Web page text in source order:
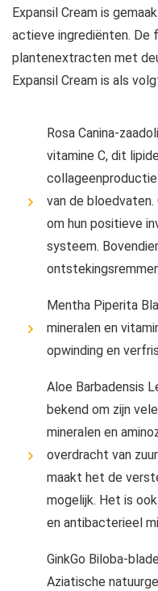
Expansil Cream is
actieve ingrediënten. De
plantenextracten met
Expansil Cream is als
Rosa Canina-
vitamine C, dit
van de
om hun positieve
systeem.
Mentha Piperita
mineralen en
opwinding en
Aloe Barbadensis
bekend om zijn
mineralen en
overdracht van
maakt het de
mogelijk. Het is
en antibacterieel
GinkGo Biloba-
Aziatische